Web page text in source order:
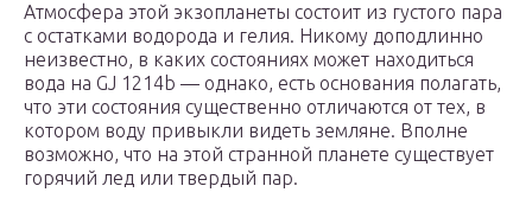
Атмосфера этой экзопланеты состоит из густого пара
с остатками водорода и гелия. Никому доподлинно
неизвестно, в каких состояниях может находиться
вода на GJ 1214b — однако, есть основания полагать,
что эти состояния существенно отличаются от тех, в
котором воду привыкли видеть земляне. Вполне
возможно, что на этой странной планете существует
горячий лед или твердый пар.